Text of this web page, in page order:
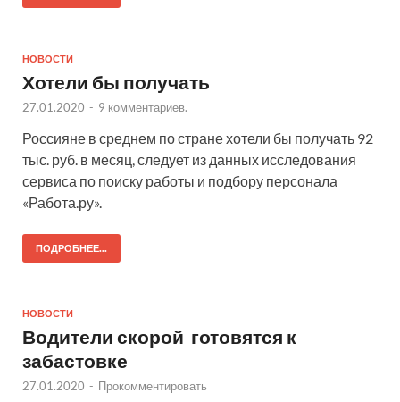
НОВОСТИ
Хотели бы получать
27.01.2020 - 9 комментариев.
Россияне в среднем по стране хотели бы получать 92
тыс. руб. в месяц, следует из данных исследования
сервиса по поиску работы и подбору персонала
«Работа.ру».
ПОДРОБНЕЕ...
НОВОСТИ
Водители скорой готовятся к
забастовке
27.01.2020 - Прокомментировать